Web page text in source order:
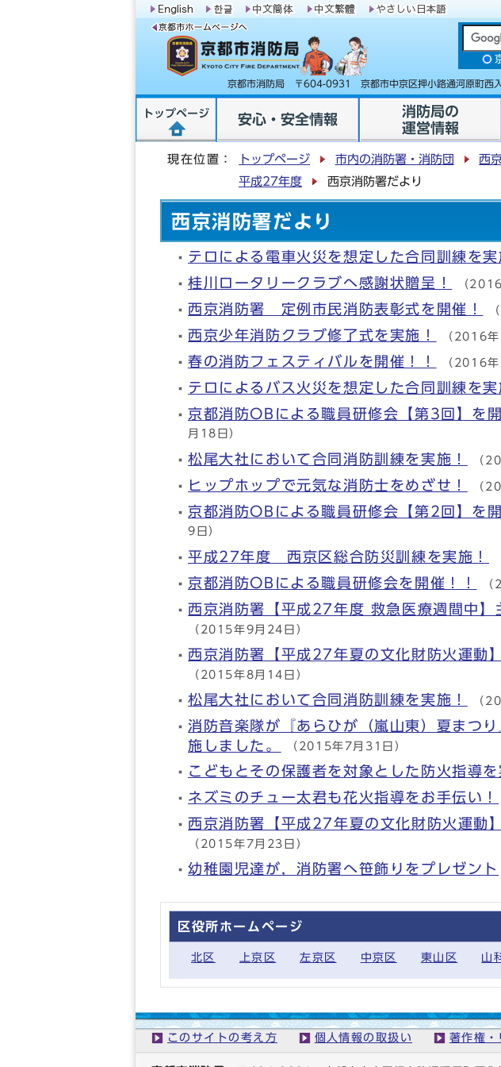
京都市消防局 〒604-0931 京都市中京区押小路通河原町
トップページ 安心・安全情報
消防局の
運営情報
現在位置： トップページ 市内の消防署・消防団 西
平成27年度
西京消防署だより
西京消防署だより
テロによる電車火災を想定した合同訓練を実
桂川ロータリークラブへ感謝状贈呈！ （
西京消防署 定例市民消防表彰式を開催！
西京少年消防クラブ修了式を実施！ （2016
春の消防フェスティバルを開催！！ （2016
テロによるバス火災を想定した合同訓練を実
京都消防OBによる職員研修会【第3回】を
月18日）
松尾大社において合同消防訓練を実施！ （
ヒップホップで元気な消防士をめざせ！ （
京都消防OBによる職員研修会【第2回】を
9日）
平成27年度 西京区総合防災訓練を実施！
京都消防OBによる職員研修会を開催！！
西京消防署【平成27年度 救急医療週間中】
（2015年9月24日）
西京消防署【平成27年夏の文化財防火運
（2015年8月14日）
松尾大社において合同消防訓練を実施！ （
消防音楽隊が『あらひが（嵐山東）夏まつ
施しました。 （2015年7月31日）
こどもとその保護者を対象とした防火指導を
ネズミのチュー太君も花火指導をお手伝い！
西京消防署【平成27年夏の文化財防火運動
（2015年7月23日）
幼稚園児達が，消防署へ笹飾りをプレゼント
区役所ホームページ
北区 上京区 左京区 中京区 東山区 山
このサイトの考え方 個人情報の取扱い 著作権・